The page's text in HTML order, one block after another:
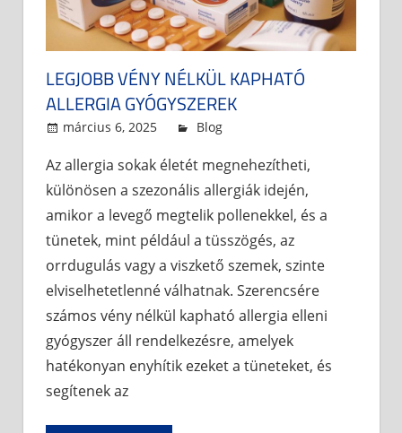
LEGJOBB VÉNY NÉLKÜL KAPHATÓ
ALLERGIA GYÓGYSZEREK
március 6, 2025 admin
Blog
Az allergia sokak életét megnehezítheti,
különösen a szezonális allergiák idején,
amikor a levegő megtelik pollenekkel, és a
tünetek, mint például a tüsszögés, az
orrdugulás vagy a viszkető szemek, szinte
elviselhetetlenné válhatnak. Szerencsére
számos vény nélkül kapható allergia elleni
gyógyszer áll rendelkezésre, amelyek
hatékonyan enyhítik ezeket a tüneteket, és
segítenek az